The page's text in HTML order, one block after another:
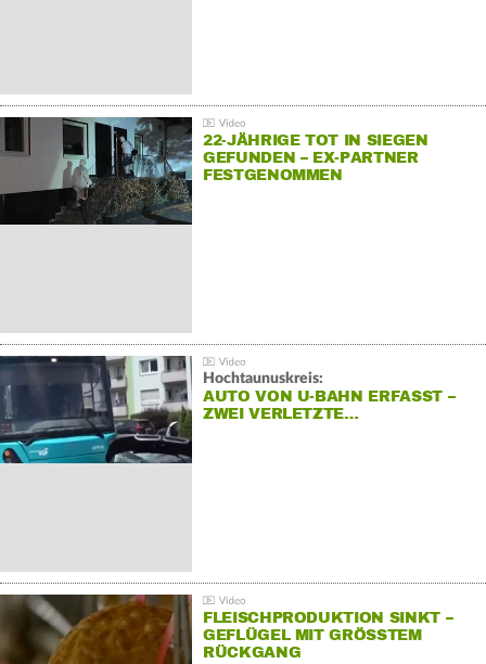
22-JÄHRIGE TOT IN SIEGEN
GEFUNDEN – EX-PARTNER
FESTGENOMMEN
Hochtaunuskreis:
AUTO VON U-BAHN ERFASST –
ZWEI VERLETZTE…
FLEISCHPRODUKTION SINKT –
GEFLÜGEL MIT GRÖSSTEM R
ÜCKGANG